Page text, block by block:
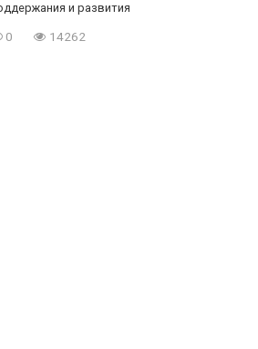
и развития
0 14262